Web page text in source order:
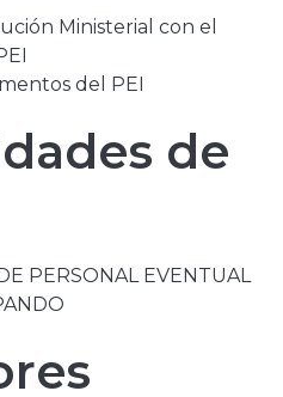
Ministerial con el
del PEI
de
PERSONAL EVENTUAL